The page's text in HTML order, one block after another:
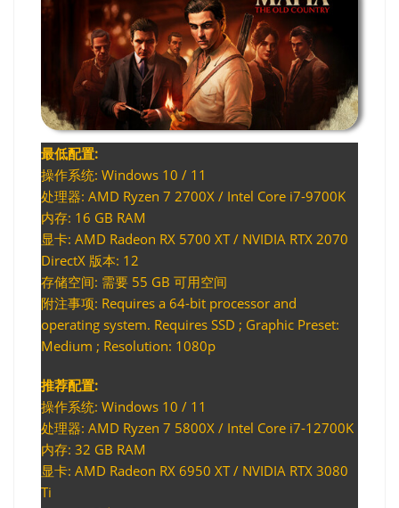
最低配置:
操作系统: Windows 10 / 11
处理器: AMD Ryzen 7 2700X / Intel Core i7-9700K
内存: 16 GB RAM
显卡: AMD Radeon RX 5700 XT / NVIDIA RTX 2070
DirectX 版本: 12
存储空间: 需要 55 GB 可用空间
附注事项: Requires a 64-bit processor and
operating system. Requires SSD ; Graphic Preset:
Medium ; Resolution: 1080p
推荐配置:
操作系统: Windows 10 / 11
处理器: AMD Ryzen 7 5800X / Intel Core i7-12700K
内存: 32 GB RAM
显卡: AMD Radeon RX 6950 XT / NVIDIA RTX 3080
Ti